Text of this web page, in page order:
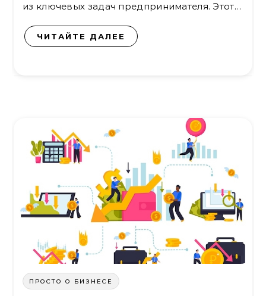
из ключевых задач предпринимателя. Этот…
ЧИТАЙТЕ ДАЛЕЕ
ПРОСТО О БИЗНЕСЕ